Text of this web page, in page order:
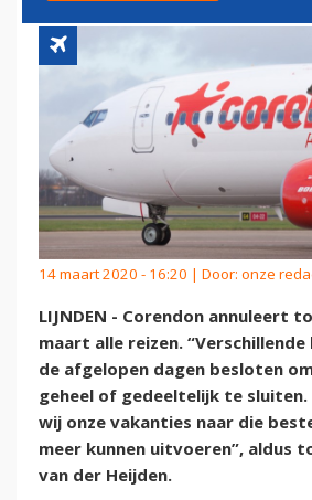
14 maart 2020 - 16:20 | Door: onze
LIJNDEN - Corendon annuleert
maart alle reizen. “Verschillende
de afgelopen dagen besloten
geheel of gedeeltelijk te
wij onze vakanties naar die
meer kunnen uitvoeren”, aldus
van der Heijden.